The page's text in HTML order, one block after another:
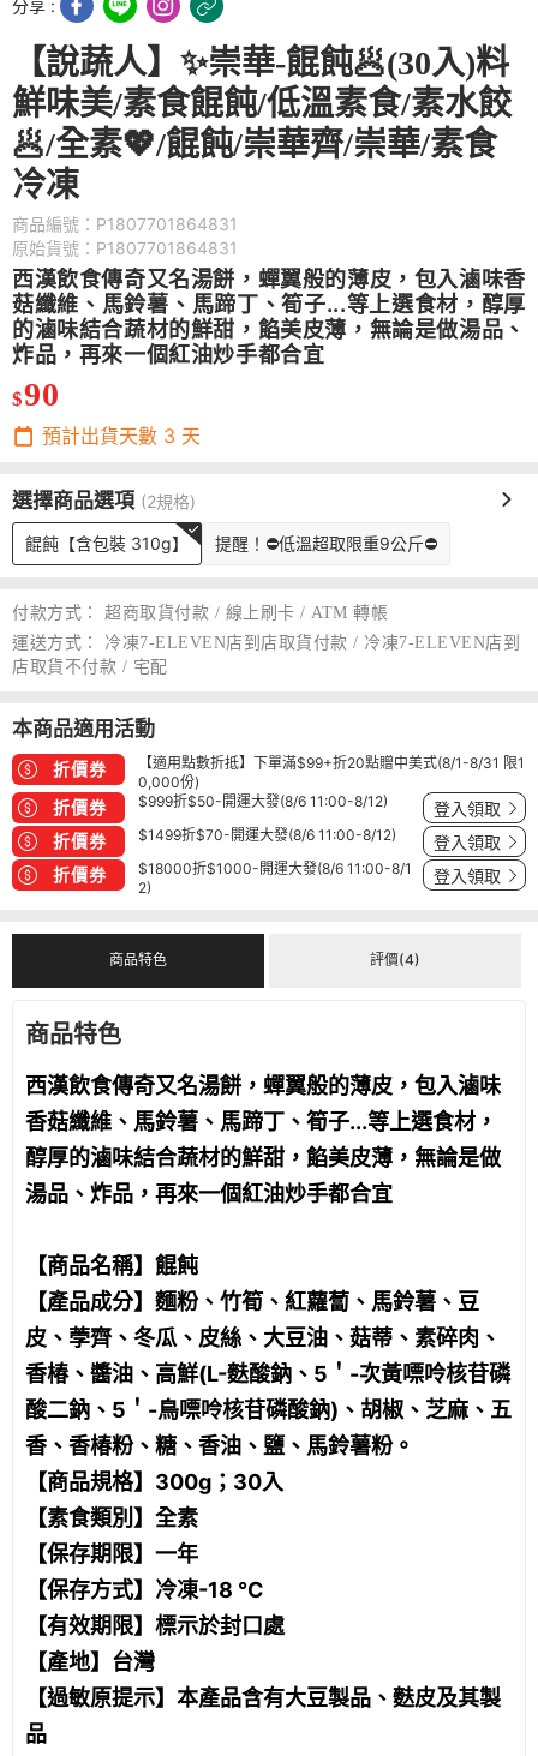
分享 :
【說蔬人】✨崇華-餛飩🥟(30入)料
鮮味美/素食餛飩/低溫素食/素水餃
🥟/全素💖/餛飩/崇華齊/崇華/素食
冷凍
商品編號：P1807701864831
原始貨號：P1807701864831
西漢飲食傳奇又名湯餅，蟬翼般的薄皮，包入滷味香
菇纖維、馬鈴薯、馬蹄丁、筍子...等上選食材，醇厚
的滷味結合蔬材的鮮甜，餡美皮薄，無論是做湯品、
炸品，再來一個紅油炒手都合宜
$90
預計出貨天數 3 天
選擇商品選項 (2規格)
餛飩【含包裝 310g】 提醒！⛔低溫超取限重9公斤⛔
付款方式：
超商取貨付款 / 線上刷卡 / ATM 轉帳
運送方式：
冷凍7-ELEVEN店到店取貨付款 / 冷凍7-ELEVEN店到
店取貨不付款 / 宅配
本商品適用活動
折價券
【適用點數折抵】下單滿$99+折20點贈中美式(8/1-8/31 限1
0,000份)
折價券 $999折$50-開運大發(8/6 11:00-8/12) 登入領取
折價券 $1499折$70-開運大發(8/6 11:00-8/12) 登入領取
折價券
$18000折$1000-開運大發(8/6 11:00-8/1
2)
登入領取
商品特色 評價(4)
商品特色
西漢飲食傳奇又名湯餅，蟬翼般的薄皮，包入滷味
香菇纖維、馬鈴薯、馬蹄丁、筍子...等上選食材，
醇厚的滷味結合蔬材的鮮甜，餡美皮薄，無論是做
湯品、炸品，再來一個紅油炒手都合宜
【商品名稱】餛飩
【產品成分】麵粉、竹筍、紅蘿蔔、馬鈴薯、豆
皮、荸齊、冬瓜、皮絲、大豆油、菇蒂、素碎肉、
香椿、醬油、高鮮(L-麩酸鈉、5＇-次黃嘌呤核苷磷
酸二鈉、5＇-鳥嘌呤核苷磷酸鈉)、胡椒、芝麻、五
香、香椿粉、糖、香油、鹽、馬鈴薯粉。
【商品規格】300g；30入
【素食類別】全素
【保存期限】一年
【保存方式】冷凍-18 ℃
【有效期限】標示於封口處
【產地】台灣
【過敏原提示】本產品含有大豆製品、麩皮及其製
品